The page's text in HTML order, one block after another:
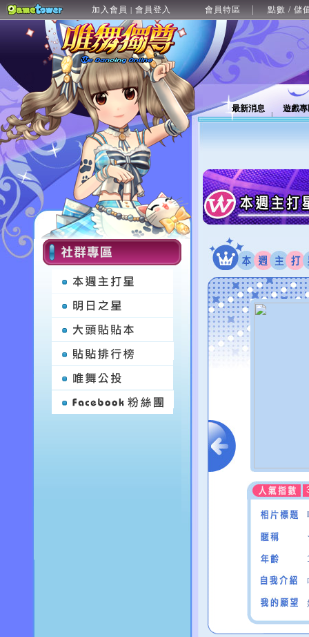
加入會員 | 會員登入 會員特區 點數 / 儲
最新消息 遊戲